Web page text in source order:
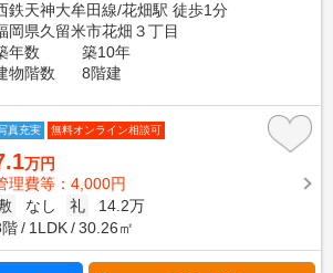
鉄天神大牟田線/花畑駅 徒歩1分
岡県久留米市花畑３丁目
年数
築10年
物階数
8階建
真充実 無料オンライン相談可
万円
理費等：4,000円
なし 礼
14.2万
1LDK 30.26㎡